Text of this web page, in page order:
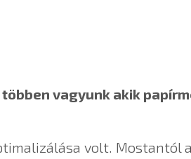
vagyunk akik
volt. Mostantól